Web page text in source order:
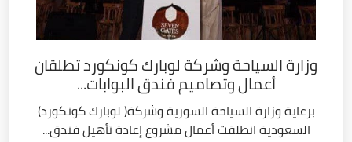
وزارة السياحة وشركة لوبارك كونكورد تطلقان
أعمال وتصاميم فندق البوابات...
برعاية وزارة السياحة السورية وشركة( لوبارك كونكورد)
السعودية انطلقت أعمال مشروع إعادة تأهيل فندق...